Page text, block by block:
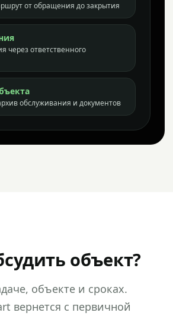
от обращения до закрытия
через ответственного
обслуживания и документов
объект?
объекте и сроках.
вернется с первичной